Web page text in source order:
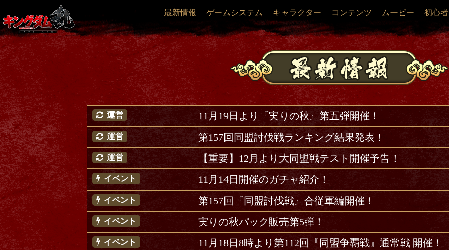
最新情報 ゲームシステム キャラクター コンテンツ ムービー 初心者
運営 11月19日より『実りの秋』第五弾開催！
運営 第157回同盟討伐戦ランキング結果発表！
運営 【重要】12月より大同盟戦テスト開催予告！
イベント 11月14日開催のガチャ紹介！
イベント 第157回『同盟討伐戦』合従軍編開催！
イベント 実りの秋パック販売第5弾！
イベント 11月18日8時より第112回『同盟争覇戦』通常戦 開催！